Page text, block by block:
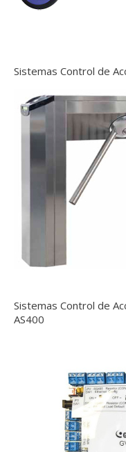
Sistemas Control de
Sistemas Control de
AS400